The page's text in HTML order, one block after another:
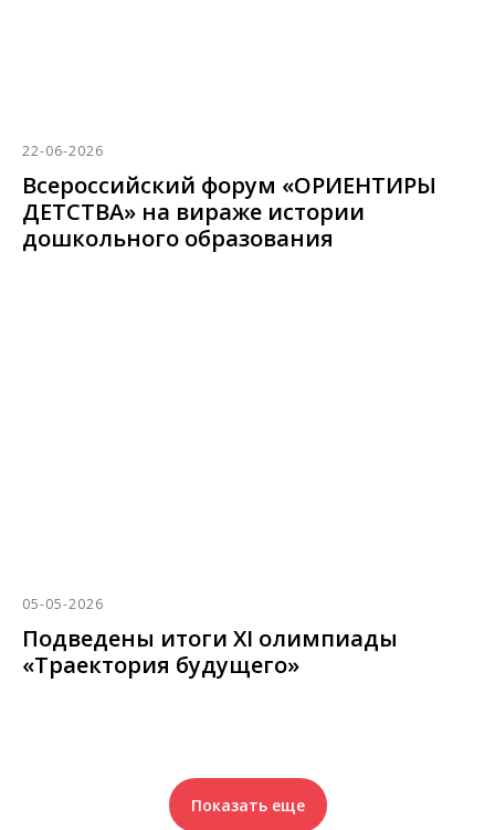
22-06-2026
Всероссийский форум «ОРИЕНТИРЫ
ДЕТСТВА» на вираже истории
дошкольного образования
05-05-2026
Подведены итоги XI олимпиады
«Траектория будущего»
Показать еще